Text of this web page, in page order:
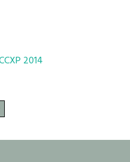
2014